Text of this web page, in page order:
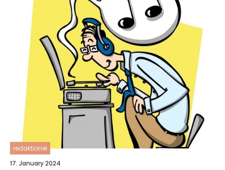
redaktionel
17. January 2024